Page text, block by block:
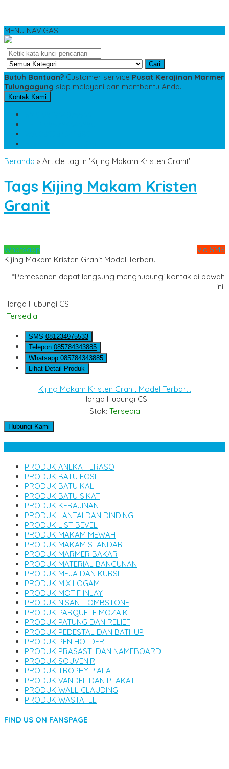
MENU NAVIGASI
Cari
Butuh Bantuan? Customer service Pusat Kerajinan Marmer
Tulungagung siap melayani dan membantu Anda.
Kontak Kami
Beranda » Article tag in 'Kijing Makam Kristen Granit'
Tags Kijing Makam Kristen
Granit
Whatsapp
via SMS
Kijing Makam Kristen Granit Model Terbaru
*Pemesanan dapat langsung menghubungi kontak di bawah
ini:
Harga Hubungi CS
Tersedia
SMS 081234975533
Telepon 085784343885
Whatsapp 085784343885
Lihat Detail Produk
Kijing Makam Kristen Granit Model Terbar....
Harga Hubungi CS
Stok: Tersedia
Hubungi Kami
PRODUK ANEKA TERASO
PRODUK BATU FOSIL
PRODUK BATU KALI
PRODUK BATU SIKAT
PRODUK KERAJINAN
PRODUK LANTAI DAN DINDING
PRODUK LIST BEVEL
PRODUK MAKAM MEWAH
PRODUK MAKAM STANDART
PRODUK MARMER BAKAR
PRODUK MATERIAL BANGUNAN
PRODUK MEJA DAN KURSI
PRODUK MIX LOGAM
PRODUK MOTIF INLAY
PRODUK NISAN-TOMBSTONE
PRODUK PARQUETE MOZAIK
PRODUK PATUNG DAN RELIEF
PRODUK PEDESTAL DAN BATHUP
PRODUK PEN HOLDER
PRODUK PRASASTI DAN NAMEBOARD
PRODUK SOUVENIR
PRODUK TROPHY PIALA
PRODUK VANDEL DAN PLAKAT
PRODUK WALL CLAUDING
PRODUK WASTAFEL
FIND US ON FANSPAGE